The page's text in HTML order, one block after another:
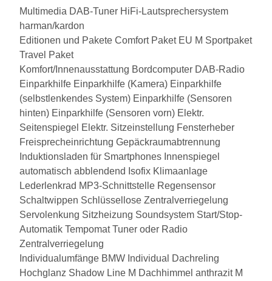
Multimedia DAB-Tuner HiFi-Lautsprechersystem
harman/kardon
Editionen und Pakete Comfort Paket EU M Sportpaket
Travel Paket
Komfort/Innenausstattung Bordcomputer DAB-Radio
Einparkhilfe Einparkhilfe (Kamera) Einparkhilfe
(selbstlenkendes System) Einparkhilfe (Sensoren
hinten) Einparkhilfe (Sensoren vorn) Elektr.
Seitenspiegel Elektr. Sitzeinstellung Fensterheber
Freisprecheinrichtung Gepäckraumabtrennung
Induktionsladen für Smartphones Innenspiegel
automatisch abblendend Isofix Klimaanlage
Lederlenkrad MP3-Schnittstelle Regensensor
Schaltwippen Schlüssellose Zentralverriegelung
Servolenkung Sitzheizung Soundsystem Start/Stop-
Automatik TempomatTuner oder Radio
Zentralverriegelung
Individualumfänge BMW Individual Dachreling
Hochglanz Shadow Line M Dachhimmel anthrazit M